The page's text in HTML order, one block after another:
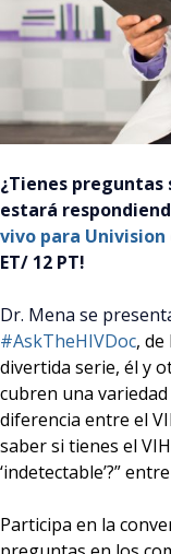
¿Tienes preguntas
estará
vivo para Univision
ET/ 12 PT!
Dr. Mena se
#AskTheHIVDoc, de
divertida serie, él y
cubren una variedad
diferencia entre el
saber si tienes el
‘indetectable’?”
Participa en la